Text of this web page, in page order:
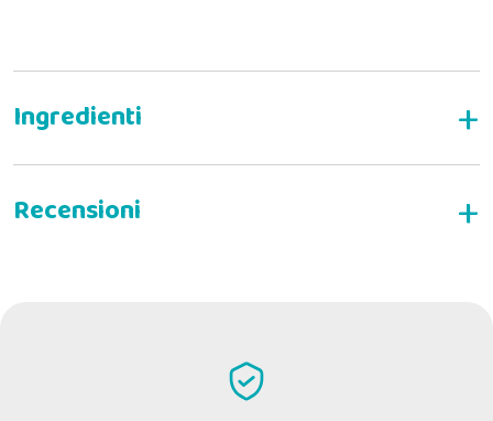
Eccezionali come tutta la marca oasy. Un pelo immediatamente